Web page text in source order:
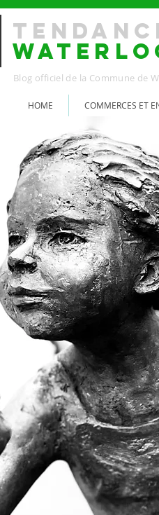
Blog officiel de la Commune de
HOME COMMERCES ET